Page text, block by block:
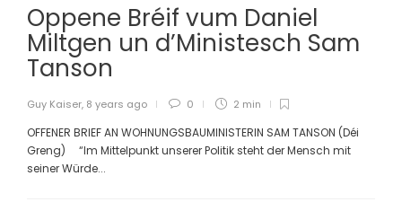
Oppene Bréif vum Daniel
Miltgen un d’Ministesch Sam
Tanson
Guy Kaiser, 8 years ago 0 2 min
OFFENER BRIEF AN WOHNUNGSBAUMINISTERIN SAM TANSON (Déi
Greng) “Im Mittelpunkt unserer Politik steht der Mensch mit
seiner Würde...